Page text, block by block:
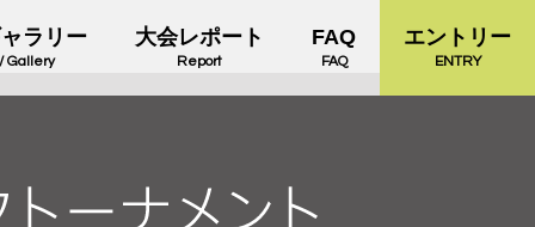
ラリー
Gallery
大会レポート
Report
FAQ
FAQ
エントリー
ENTRY